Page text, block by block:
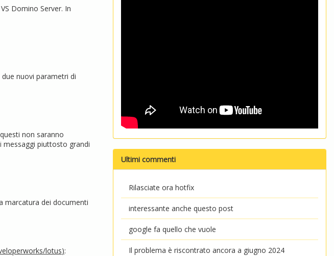
Domino Server. In
nuovi parametri di
non saranno
messaggi piuttosto grandi
marcatura dei documenti
lotus):
Ultimi commenti
Rilasciate ora hotfix
interessante anche questo post
google fa quello che vuole
Il problema è riscontrato ancora a giugno 2024